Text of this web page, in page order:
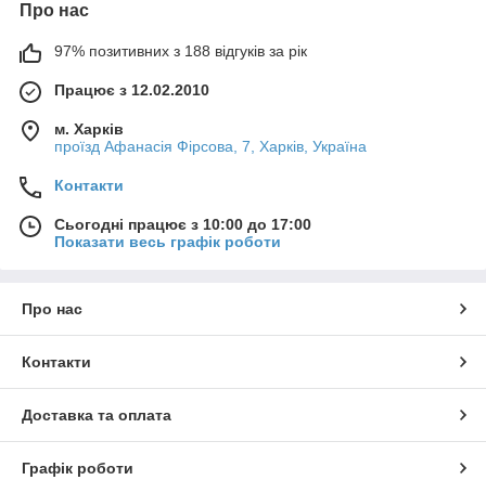
Про нас
97% позитивних з 188 відгуків за рік
Працює з 12.02.2010
м. Харків
проїзд Афанасія Фірсова, 7, Харків, Україна
Контакти
Сьогодні працює з 10:00 до 17:00
Показати весь графік роботи
Про нас
Контакти
Доставка та оплата
Графік роботи